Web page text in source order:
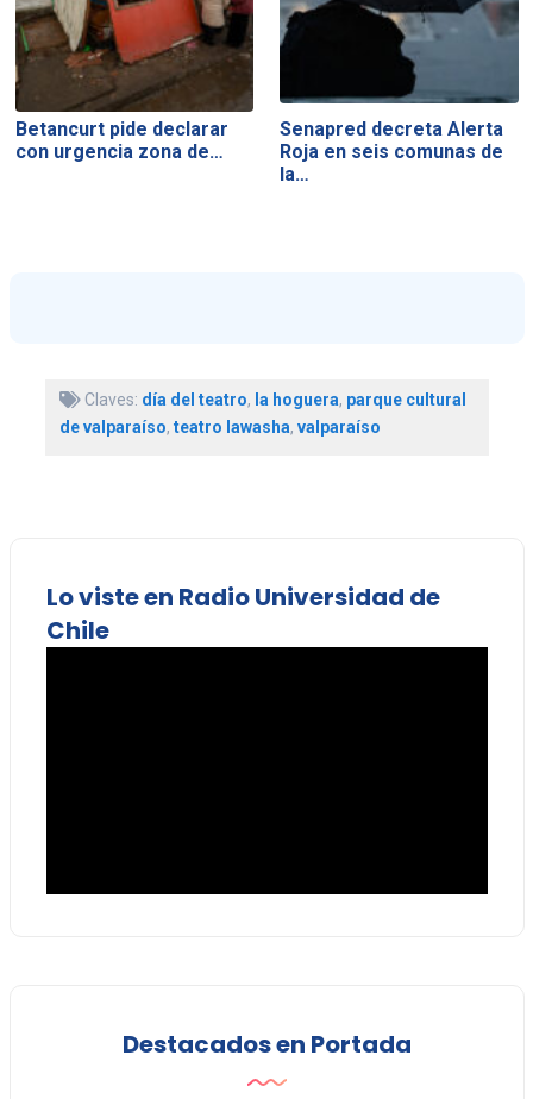
Betancurt pide declarar
con urgencia zona de…
Senapred decreta Alerta
Roja en seis comunas de
la…
Claves: día del teatro, la hoguera, parque cultural
de valparaíso, teatro lawasha, valparaíso
Lo viste en Radio Universidad de
Chile
Destacados en Portada